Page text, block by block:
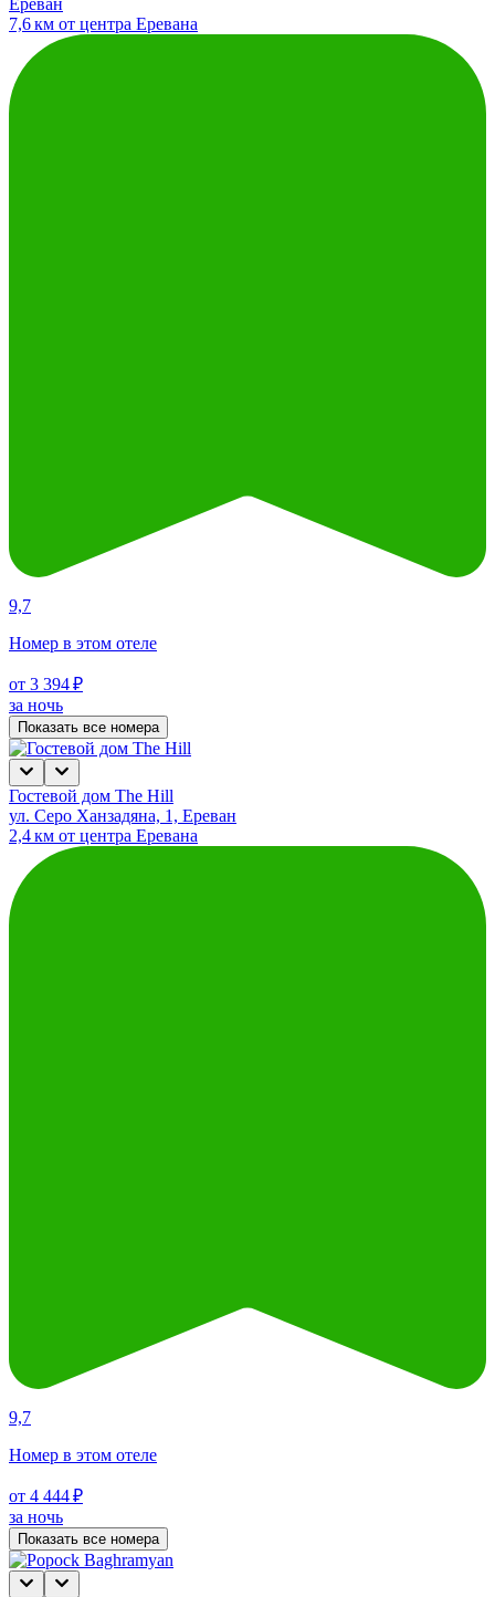
Ереван
7,6 км от центра Еревана
9,7
Номер в этом отеле
от 3 394 ₽
за ночь
Показать все номера
Гостевой дом The Hill
ул. Серо Ханзадяна, 1, Ереван
2,4 км от центра Еревана
9,7
Номер в этом отеле
от 4 444 ₽
за ночь
Показать все номера